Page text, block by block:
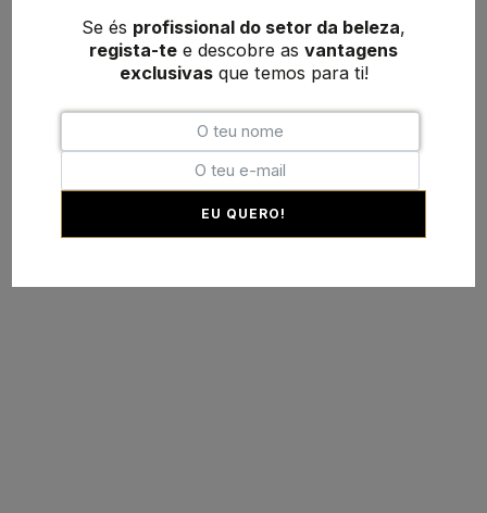
Se és profissional do setor da beleza,
regista-te e descobre as vantagens
exclusivasque temos para ti!
EU QUERO!